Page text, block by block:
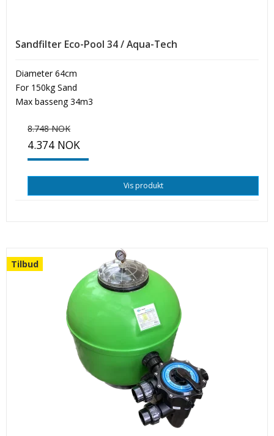
Sandfilter Eco-Pool 34 / Aqua-Tech
Diameter 64cm
For 150kg Sand
Max basseng 34m3
8.748 NOK
4.374 NOK
Vis produkt
Tilbud